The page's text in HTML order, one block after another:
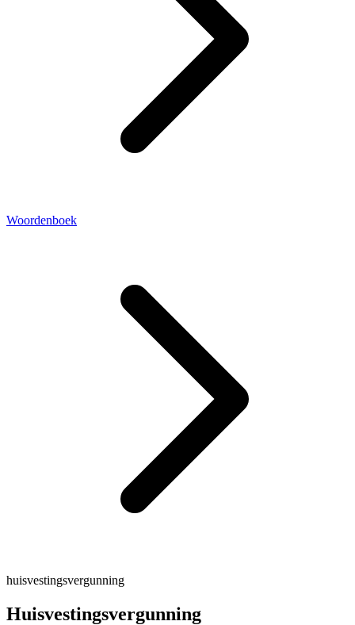
Woordenboek
huisvestingsvergunning
Huisvestingsvergunning